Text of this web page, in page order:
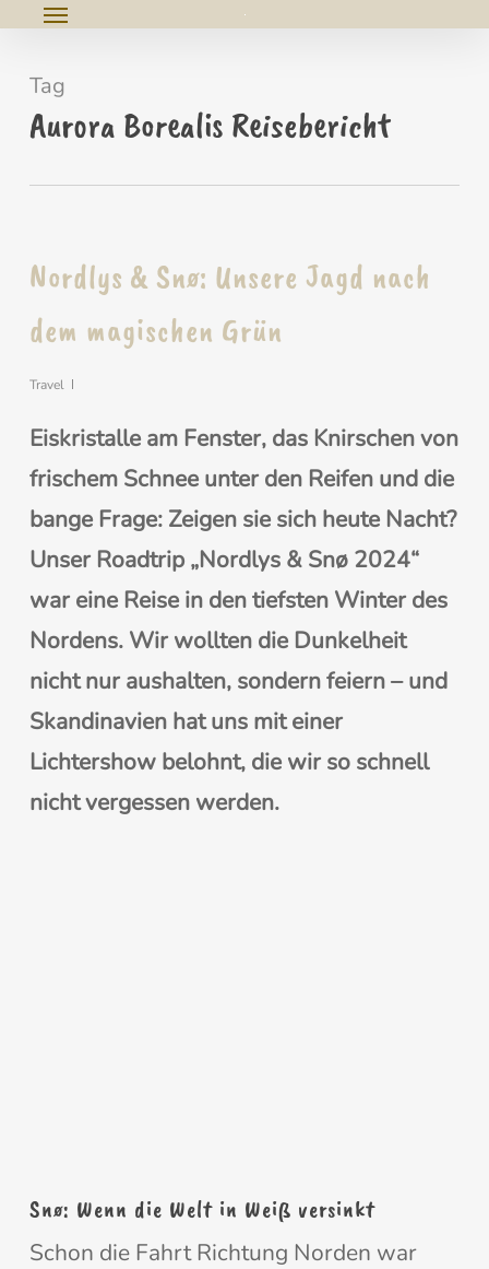
main
content
Tag
Aurora Borealis Reisebericht
Nordlys & Snø: Unsere Jagd nach
dem magischen Grün
Travel
Eiskristalle am Fenster, das Knirschen von
frischem Schnee unter den Reifen und die
bange Frage: Zeigen sie sich heute Nacht?
Unser Roadtrip „Nordlys & Snø 2024“
war eine Reise in den tiefsten Winter des
Nordens. Wir wollten die Dunkelheit
nicht nur aushalten, sondern feiern – und
Skandinavien hat uns mit einer
Lichtershow belohnt, die wir so schnell
nicht vergessen werden.
Snø: Wenn die Welt in Weiß versinkt
Schon die Fahrt Richtung Norden war